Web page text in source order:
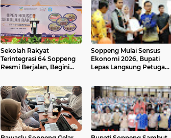
Sekolah Rakyat
Terintegrasi 64 Soppeng
Resmi Berjalan, Begini
Soppeng Mulai Sensus
Ekonomi 2026, Bupati
Lepas Langsung Petugas